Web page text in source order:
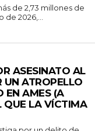
de 2,73 millones de
de 2026,...
ASESINATO AL
UN ATROPELLO
EN AMES (A
QUE LA VÍCTIMA